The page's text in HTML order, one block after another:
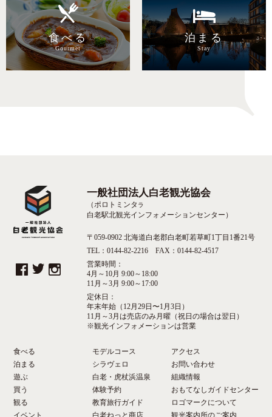
食べる
Gourmet
泊まる
Stay
一般社団法人白老観光協会
（ポロトミンタ ラ
白老駅北観光インフォメーションセンター）
〒059-0902 北海道白老郡白老町若草町1丁目1番21号
TEL：0144-82-2216 FAX：0144-82-4517
営業時間：
4月～10月 9:00～18:00
11月～3月 9:00～17:00
定休日：
年末年始（12月29日〜1月3日）
11月～3月は売店のみ月曜（祝日の場合は翌日）
※観光インフォメーションは営業
食べる
泊まる
遊ぶ
買う
観る
イベント
モデルコース
シラヴェロ
白老・虎杖浜温泉
体験予約
教育旅行ガイド
白老ねっと商店
アクセス
お問い合わせ
組織情報
おもてなしガイドセンター
ロゴマークについて
観光案内所のご案内